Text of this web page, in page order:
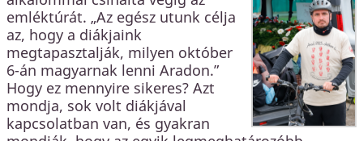
emléktúrát. „Az egész utunk célja
az, hogy a diákjaink
megtapasztalják, milyen október
6-án magyarnak lenni Aradon.”
Hogy ez mennyire sikeres? Azt
mondja, sok volt diákjával
kapcsolatban van, és gyakran